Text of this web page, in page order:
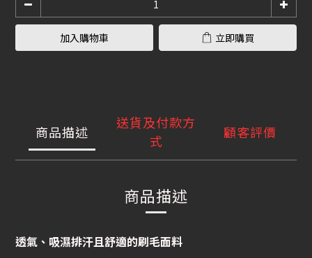
加入購物車 立即購買
商品描述
送貨及付款方
式
顧客評價
商品描述
透氣、吸濕排汗且舒適的刷毛面料